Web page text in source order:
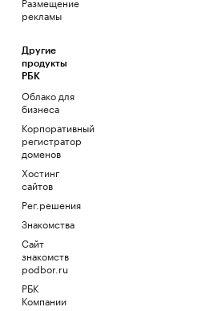
рекламы
Другие
продукты
РБК
Облако для
бизнеса
Корпоративный
регистратор
доменов
Хостинг
сайтов
Рег.решения
Знакомства
Сайт
знакомств
podbor.ru
РБК
Компании